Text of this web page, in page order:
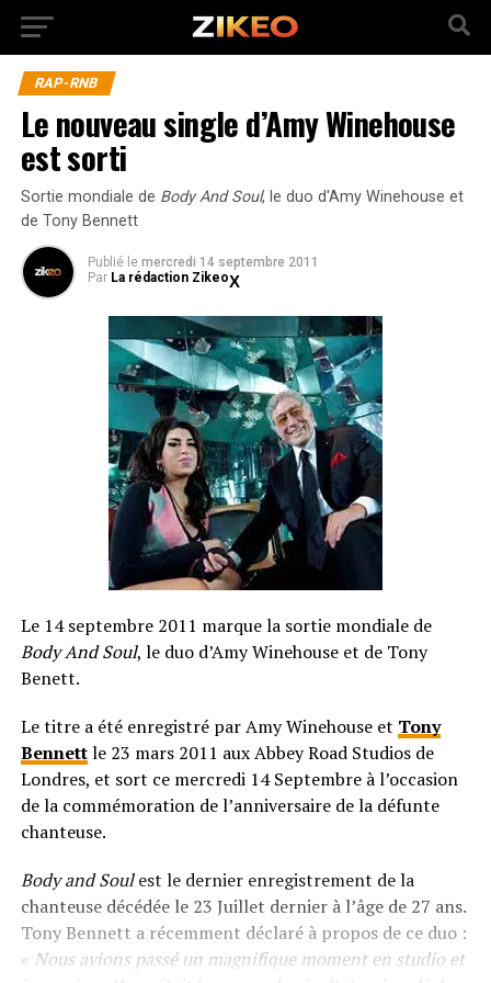
RAP-RNB
Le nouveau single d’Amy Winehouse
est sorti
Sortie mondiale de Body And Soul, le duo d'Amy Winehouse et
de Tony Bennett
Publié le mercredi 14 septembre 2011
Par La rédaction Zikeo
Le 14 septembre 2011 marque la sortie mondiale de
Body And Soul, le duo d’Amy Winehouse et de Tony
Benett.
Le titre a été enregistré par Amy Winehouse et Tony
Bennettle 23 mars 2011 aux Abbey Road Studios de
Londres, et sort ce mercredi 14 Septembre à l’occasion
de la commémoration de l’anniversaire de la défunte
chanteuse.
Body and Soulest le dernier enregistrement de la
chanteuse décédée le 23 Juillet dernier à l’âge de 27 ans.
Tony Bennett a récemment déclaré à propos de ce duo :
« Nous avions passé un magnifique moment en studio et